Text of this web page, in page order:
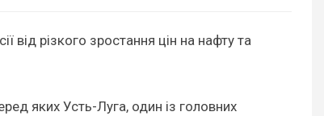
від різкого зростання цін на нафту та
яких Усть-Луга, один із головних